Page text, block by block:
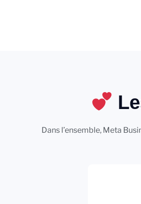
Dans l’ensemble, Meta